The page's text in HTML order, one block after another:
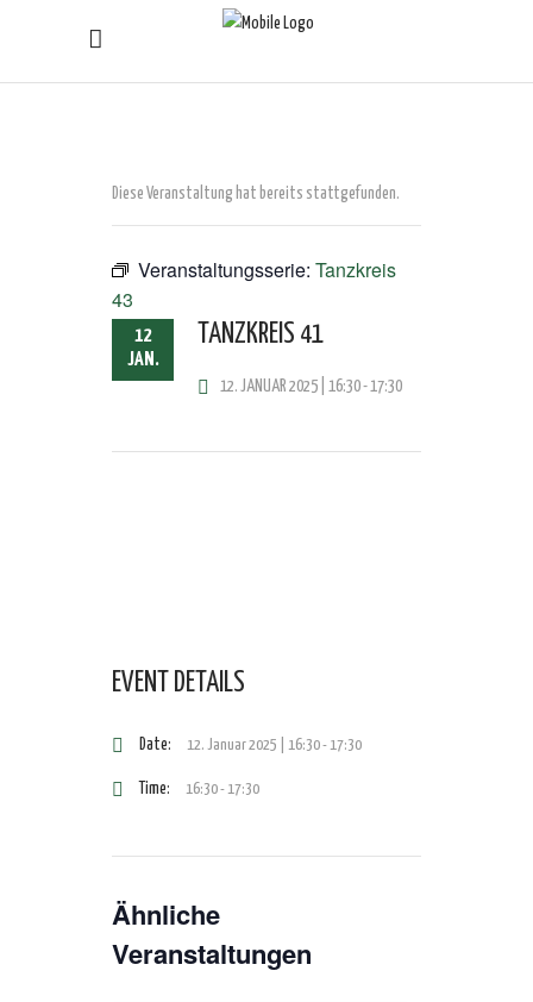
Diese Veranstaltung hat bereits stattgefunden.
Veranstaltungsserie: Tanzkreis
43
12
JAN.
TANZKREIS 41
12. JANUAR 2025 | 16:30-17:30
EVENT DETAILS
Date: 12. Januar 2025 | 16:30-17:30
Time: 16:30 - 17:30
Ähnliche
Veranstaltungen